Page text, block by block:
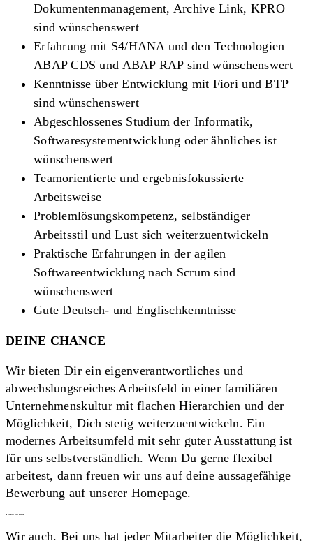
Dokumentenmanagement, Archive Link, KPRO
sind wünschenswert
Erfahrung mit S4/HANA und den Technologien
ABAP CDS und ABAP RAP sind wünschenswert
Kenntnisse über Entwicklung mit Fiori und BTP
sind wünschenswert
Abgeschlossenes Studium der Informatik,
Softwaresystementwicklung oder ähnliches ist
wünschenswert
Teamorientierte und ergebnisfokussierte
Arbeitsweise
Problemlösungskompetenz, selbständiger
Arbeitsstil und Lust sich weiterzuentwickeln
Praktische Erfahrungen in der agilen
Softwareentwicklung nach Scrum sind
wünschenswert
Gute Deutsch- und Englischkenntnisse
DEINE CHANCE
Wir bieten Dir ein eigenverantwortliches und
abwechslungsreiches Arbeitsfeld in einer familiären
Unternehmenskultur mit flachen Hierarchien und der
Möglichkeit, Dich stetig weiterzuentwickeln. Ein
modernes Arbeitsumfeld mit sehr guter Ausstattung ist
für uns selbstverständlich. Wenn Du gerne flexibel
arbeitest, dann freuen wir uns auf deine aussagefähige
Bewerbung auf unserer Homepage.
Wir auch. Bei uns hat jeder Mitarbeiter die Möglichkeit,